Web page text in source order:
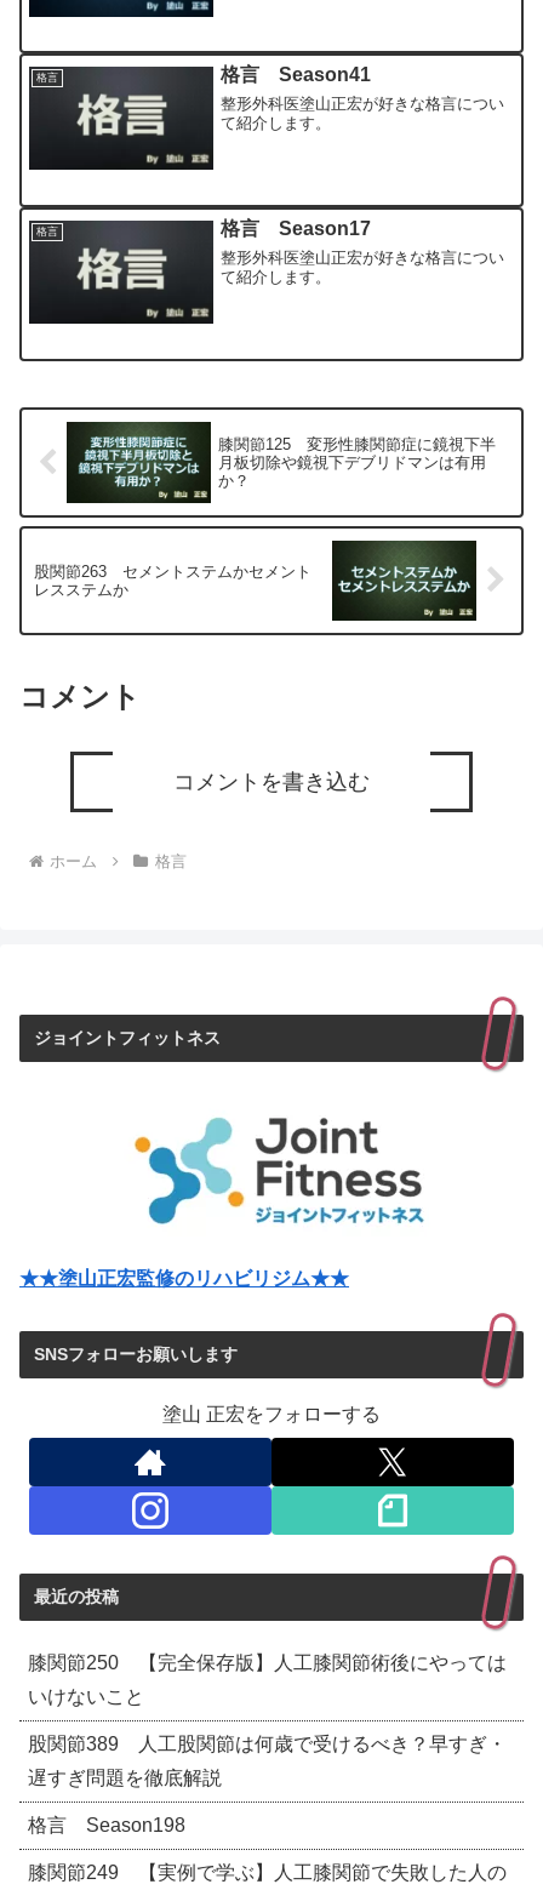
格言 格言 Season41
整形外科医塗山正宏が好きな格言につい
て紹介します。
格言 格言 Season17
整形外科医塗山正宏が好きな格言につい
て紹介します。
膝関節125 変形性膝関節症に鏡視下半
月板切除や鏡視下デブリドマンは有用
か？
股関節263 セメントステムかセメント
レスステムか
コメント
コメントを書き込む
ホーム 格言
ジョイントフィットネス
★★塗山正宏監修のリハビリジム★★
SNSフォローお願いします
塗山 正宏をフォローする
最近の投稿
膝関節250 【完全保存版】人工膝関節術後にやっては
いけないこと
股関節389 人工股関節は何歳で受けるべき？早すぎ・
遅すぎ問題を徹底解説
格言 Season198
膝関節249 【実例で学ぶ】人工膝関節で失敗した人の